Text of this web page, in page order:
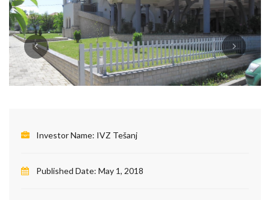
Investor Name: IVZ Tešanj
Published Date: May 1, 2018